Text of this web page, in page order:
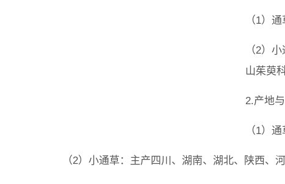
（1）
（2）
山茱萸
2.产地
（1）
（2）小通草：主产四川、湖南、湖北、陕西、河